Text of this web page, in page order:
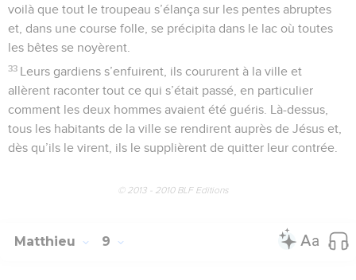
voilà que tout le troupeau s’élança sur les pentes abruptes
et, dans une course folle, se précipita dans le lac où toutes
les bêtes se noyèrent.
33 Leurs gardiens s’enfuirent, ils coururent à la ville et
allèrent raconter tout ce qui s’était passé, en particulier
comment les deux hommes avaient été guéris. Là-dessus,
tous les habitants de la ville se rendirent auprès de Jésus et,
dès qu’ils le virent, ils le supplièrent de quitter leur contrée.
© 2013 - 2010 BLF Editions
Matthieu 9